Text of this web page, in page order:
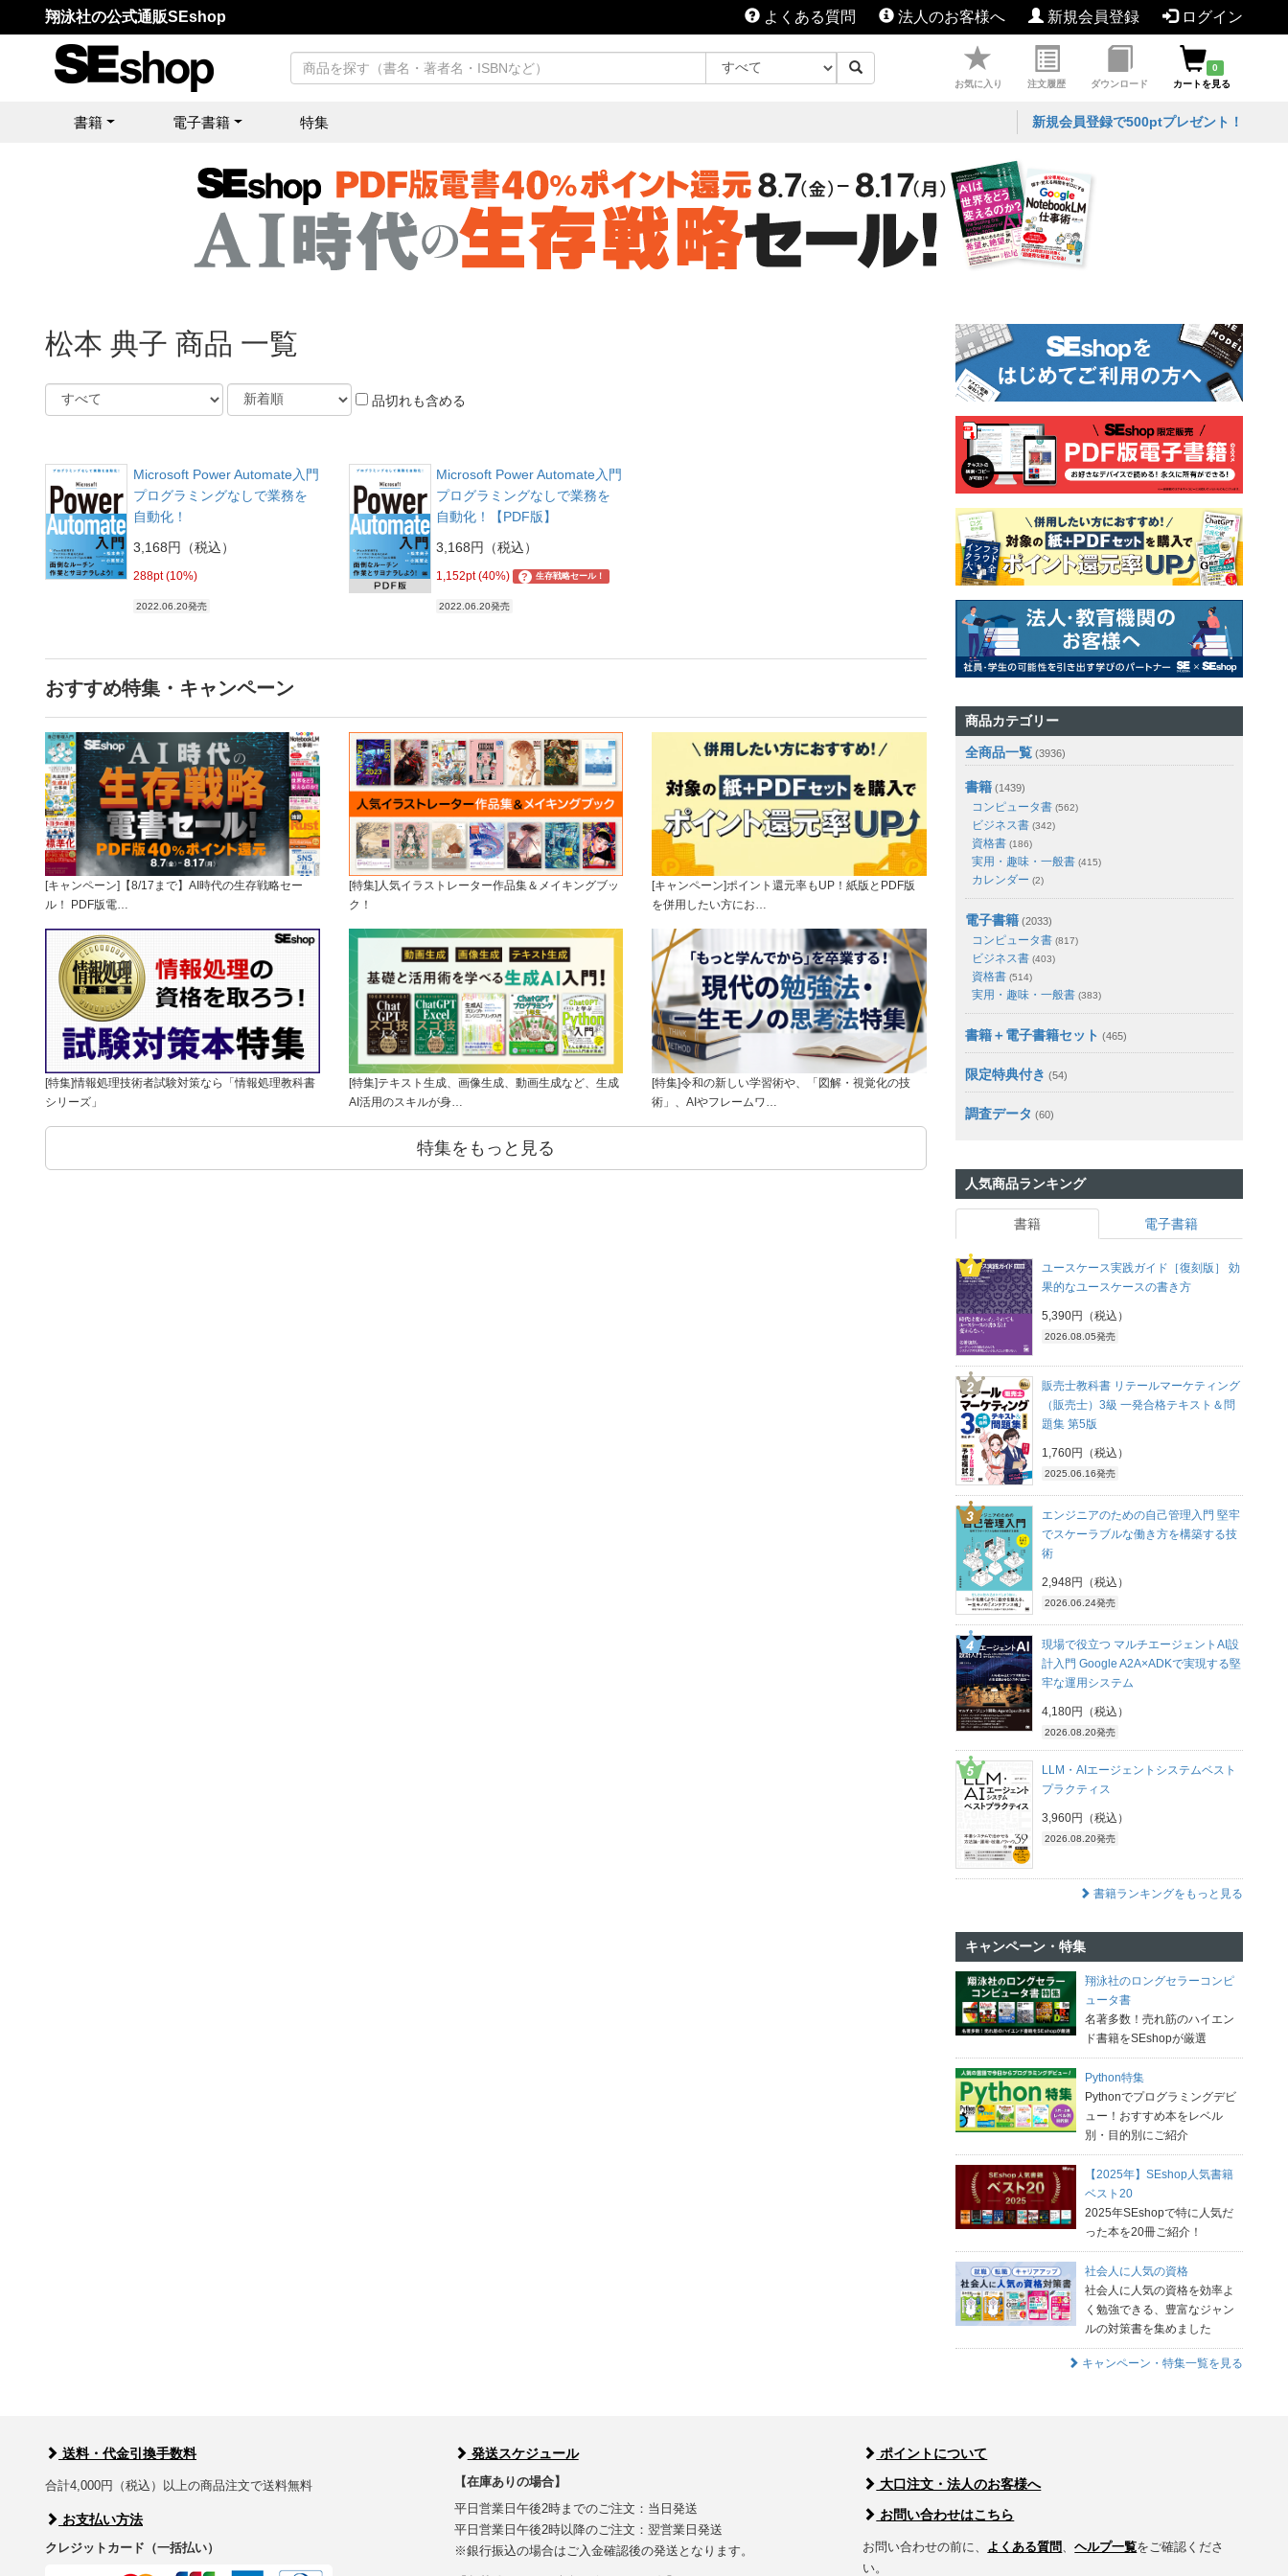
翔泳社の公式通販SEshop よくある質問 法人のお客様へ 新規会員登録 ログイン
お気に入り 注文履歴 ダウンロード
0
カートを見る
書籍 電子書籍 特集 新規会員登録で500ptプレゼント！
松本 典子 商品 一覧
品切れも含める
Microsoft Power Automate入門
プログラミングなしで業務を
自動化！
3,168円（税込）
288pt (10%)
2022.06.20発売
Microsoft Power Automate入門
プログラミングなしで業務を
自動化！【PDF版】
3,168円（税込）
1,152pt (40%) ? 生存戦略セール！
2022.06.20発売
おすすめ特集・キャンペーン
[キャンペーン]【8/17まで】AI時代の生存戦略セー
ル！ PDF版電…
[特集]人気イラストレーター作品集＆メイキングブッ
ク！
[キャンペーン]ポイント還元率もUP！紙版とPDF版
を併用したい方にお…
[特集]情報処理技術者試験対策なら「情報処理教科書
シリーズ」
[特集]テキスト生成、画像生成、動画生成など、生成
AI活用のスキルが身…
[特集]令和の新しい学習術や、「図解・視覚化の技
術」、AIやフレームワ…
特集をもっと見る
商品カテゴリー
全商品一覧 (3936)
書籍 (1439)
コンピュータ書 (562)
ビジネス書 (342)
資格書 (186)
実用・趣味・一般書 (415)
カレンダー (2)
電子書籍 (2033)
コンピュータ書 (817)
ビジネス書 (403)
資格書 (514)
実用・趣味・一般書 (383)
書籍＋電子書籍セット (465)
限定特典付き (54)
調査データ (60)
人気商品ランキング
書籍 電子書籍
ユースケース実践ガイド［復刻版］ 効
果的なユースケースの書き方
5,390円（税込）
2026.08.05発売
販売士教科書 リテールマーケティング
（販売士）3級 一発合格テキスト＆問
題集 第5版
1,760円（税込）
2025.06.16発売
エンジニアのための自己管理入門 堅牢
でスケーラブルな働き方を構築する技
術
2,948円（税込）
2026.06.24発売
現場で役立つ マルチエージェントAI設
計入門 Google A2A×ADKで実現する堅
牢な運用システム
4,180円（税込）
2026.08.20発売
LLM・AIエージェントシステムベスト
プラクティス
3,960円（税込）
2026.08.20発売
書籍ランキングをもっと見る
キャンペーン・特集
翔泳社のロングセラーコンピ
ュータ書
名著多数！売れ筋のハイエン
ド書籍をSEshopが厳選
Python特集
Pythonでプログラミングデビ
ュー！おすすめ本をレベル
別・目的別にご紹介
【2025年】SEshop人気書籍
ベスト20
2025年SEshopで特に人気だ
った本を20冊ご紹介！
社会人に人気の資格
社会人に人気の資格を効率よ
く勉強できる、豊富なジャン
ルの対策書を集めました
キャンペーン・特集一覧を見る
送料・代金引換手数料
合計4,000円（税込）以上の商品注文で送料無料
お支払い方法
クレジットカード（一括払い）
発送スケジュール
【在庫ありの場合】
平日営業日午後2時までのご注文：当日発送
平日営業日午後2時以降のご注文：翌営業日発送
※銀行振込の場合はご入金確認後の発送となります。
ポイントについて
大口注文・法人のお客様へ
お問い合わせはこちら
お問い合わせの前に、 よくある質問、ヘルプ一覧をご確認くださ
い。